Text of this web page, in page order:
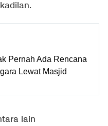
Pernah Ada Rencana
Lewat Masjid
lain